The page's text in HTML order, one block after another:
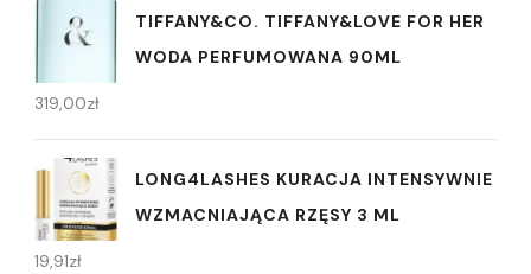
TIFFANY&CO. TIFFANY&LOVE FOR HER
WODA PERFUMOWANA 90ML
319,00zł
LONG4LASHES KURACJA INTENSYWNIE
WZMACNIAJĄCA RZĘSY 3 ML
19,91zł